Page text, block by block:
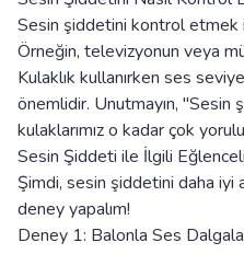
Sesin şiddetini kontrol etmek
Örneğin, televizyonun veya
Kulaklık kullanırken ses
önemlidir. Unutmayın, "Sesin
kulaklarımız o kadar çok
Sesin Şiddeti ile İlgili
Şimdi, sesin şiddetini daha iyi
deney yapalım!
Deney 1: Balonla Ses